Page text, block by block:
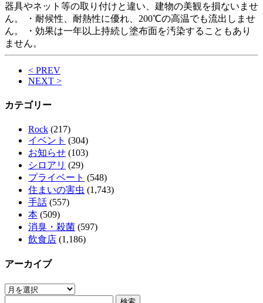
器具やネット等の取り付けと違い、建物の美観を損ないませ
ん。 ・耐候性、耐熱性に優れ、200℃の高温でも流出しませ
ん。 ・効果は一年以上持続し塗布面を汚染することもあり
ません。
< PREV
NEXT >
カテゴリー
Rock (217)
イベント (304)
お知らせ (103)
シロアリ (29)
プライベート (548)
住まいの害虫 (1,743)
手話 (557)
本 (509)
消臭・殺菌 (597)
飲食店 (1,186)
アーカイブ
ア